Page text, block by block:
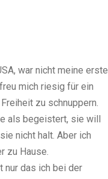
war nicht meine erste
mich riesig für ein
zu schnuppern.
als begeistert, sie will
nicht halt. Aber ich
zu Hause.
nur das ich bei der